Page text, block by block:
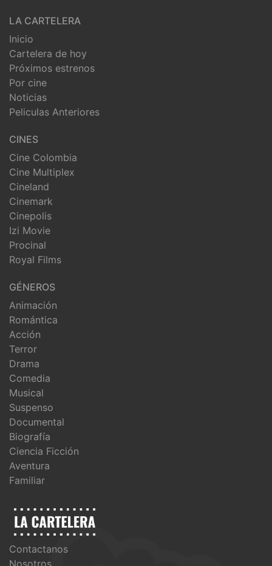
LA CARTELERA
Inicio
Cartelera de hoy
Próximos estrenos
Por cine
Noticias
Peliculas Anteriores
CINES
Cine Colombia
Cine Multiplex
Cineland
Cinemark
Cinepolis
Izi Movie
Procinal
Royal Films
GÉNEROS
Animación
Romántica
Acción
Terror
Drama
Comedia
Musical
Suspenso
Documental
Biografía
Ciencia Ficción
Aventura
Familiar
Contactanos
Nosotros